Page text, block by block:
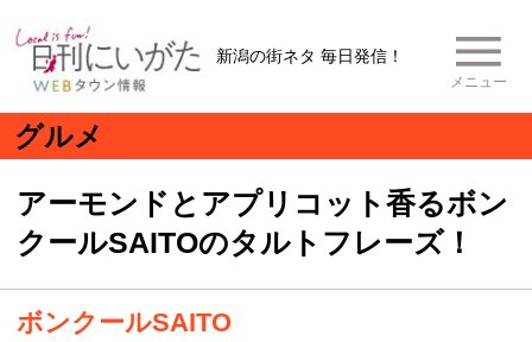
新潟の街ネタ 毎日発信！
メニュー
グルメ
アーモンドとアプリコット香るボン
クールSAITOのタルトフレーズ！
ボンクールSAITO